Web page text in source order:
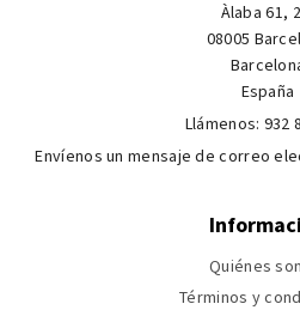
Àlaba 61,
08005
España
Llámenos: 932
Envíenos un mensaje de correo
Quiénes
Términos y